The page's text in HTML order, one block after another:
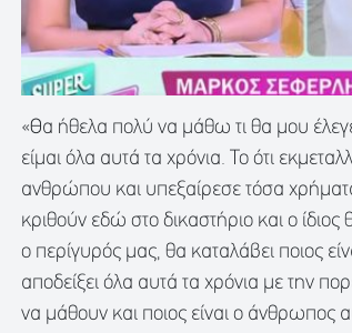
«Θα ήθελα πολύ να μάθω τι θα μου
είμαι όλα αυτά τα χρόνια. Το ότι
ανθρώπου και υπεξαίρεσε τόσα
κριθούν εδώ στο δικαστήριο και ο
ο περίγυρός μας, θα καταλάβει ποιος
αποδείξει όλα αυτά τα χρόνια με την
να μάθουν και ποιος είναι ο άνθρωπος